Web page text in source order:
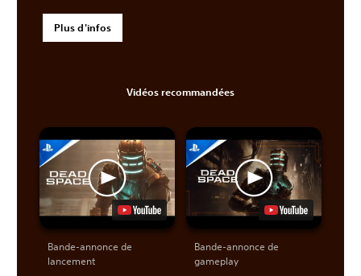
Plus d'infos
Vidéos recommandées
Bande-annonce de
lancement
Bande-annonce de
gameplay